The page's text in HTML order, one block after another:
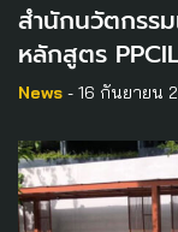
สำนักนวัตกรร
หลักสูตร
News - 16 กันยายน